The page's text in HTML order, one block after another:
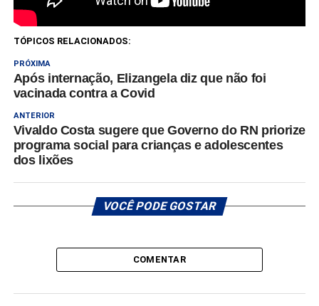
TÓPICOS RELACIONADOS:
PRÓXIMA
Após internação, Elizangela diz que não foi
vacinada contra a Covid
ANTERIOR
Vivaldo Costa sugere que Governo do RN priorize
programa social para crianças e adolescentes
dos lixões
VOCÊ PODE GOSTAR
COMENTAR